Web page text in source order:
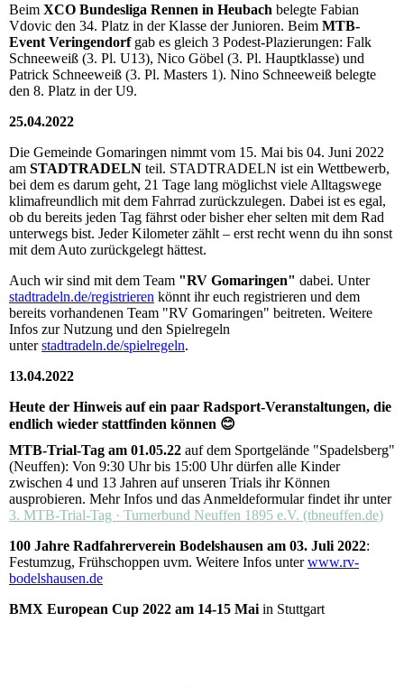
Beim XCO Bundesliga Rennen in Heubach belegte Fabian
Vdovic den 34. Platz in der Klasse der Junioren. Beim MTB-
Event Veringendorfgab es gleich 3 Podest-Plazierungen: Falk
Schneeweiß (3. Pl. U13), Nico Göbel (3. Pl. Hauptklasse) und
Patrick Schneeweiß (3. Pl. Masters 1). Nino Schneeweiß belegte
den 8. Platz in der U9.
25.04.2022
Die Gemeinde Gomaringen nimmt vom 15. Mai bis 04. Juni 2022
am STADTRADELN teil. STADTRADELN ist ein Wettbewerb,
bei dem es darum geht, 21 Tage lang möglichst viele Alltagswege
klimafreundlich mit dem Fahrrad zurückzulegen. Dabei ist es egal,
ob du bereits jeden Tag fährst oder bisher eher selten mit dem Rad
unterwegs bist. Jeder Kilometer zählt – erst recht wenn du ihn sonst
mit dem Auto zurückgelegt hättest.
Auch wir sind mit dem Team "RV Gomaringen" dabei. Unter
stadtradeln.de/registrieren könnt ihr euch registrieren und dem
bereits vorhandenen Team "RV Gomaringen" beitreten. Weitere
Infos zur Nutzung und den Spielregeln
unterstadtradeln.de/spielregeln.
13.04.2022
Heute der Hinweis auf ein paar Radsport-Veranstaltungen, die
endlich wieder stattfinden können 😊
MTB-Trial-Tag am 01.05.22 auf dem Sportgelände "Spadelsberg"
(Neuffen): Von 9:30 Uhr bis 15:00 Uhr dürfen alle Kinder
zwischen 4 und 13 Jahren auf unseren Trials ihr Können
ausprobieren. Mehr Infos und das Anmeldeformular findet ihr unter
3. MTB-Trial-Tag · Turnerbund Neuffen 1895 e.V. (tbneuffen.de)
100 Jahre Radfahrerverein Bodelshausen am 03. Juli 2022:
Festumzug, Frühschoppen uvm. Weitere Infos unterwww.rv-
bodelshausen.de
BMX European Cup 2022 am 14-15 Mai in Stuttgart